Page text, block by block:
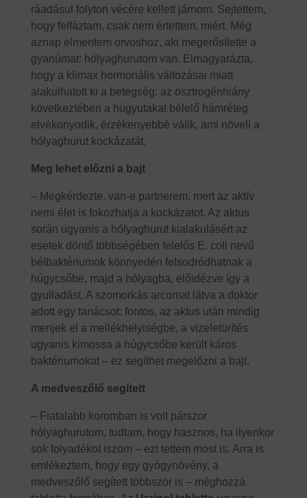
ráadásul folyton vécére kellett járnom. Sejtettem,
hogy felfáztam, csak nem értettem, miért. Még
aznap elmentem orvoshoz, aki megerősítette a
gyanúmat: hólyaghurutom van. Elmagyarázta,
hogy a klimax hormonális változásai miatt
alakulhatott ki a betegség: az ösztrogénhiány
következtében a húgyutakat bélelő hámréteg
elvékonyodik, érzékenyebbé válik, ami növeli a
hólyaghurut kockázatát.
Meg lehet előzni a bajt
– Megkérdezte, van-e partnerem, mert az aktív
nemi élet is fokozhatja a kockázatot. Az aktus
során ugyanis a hólyaghurut kialakulásért az
esetek döntő többségében felelős E. coli nevű
bélbaktériumok könnyedén felsodródhatnak a
húgycsőbe, majd a hólyagba, előidézve így a
gyulladást. A szomorkás arcomat látva a doktor
adott egy tanácsot: fontos, az aktus után mindig
menjek el a mellékhelyiségbe, a vizeletürítés
ugyanis kimossa a húgycsőbe került káros
baktériumokat – ez segíthet megelőzni a bajt.
A medveszőlő segített
– Fiatalabb koromban is volt párszor
hólyaghurutom, tudtam, hogy hasznos, ha ilyenkor
sok folyadékot iszom – ezt tettem most is. Arra is
emlékeztem, hogy egy gyógynövény, a
medveszőlő segített többször is – méghozzá